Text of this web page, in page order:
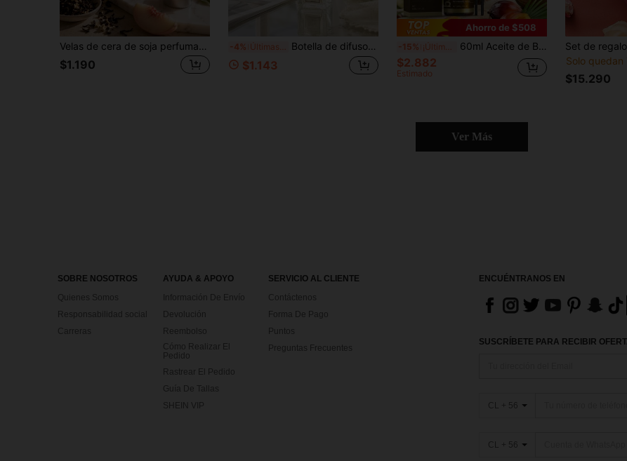
Velas de cera de soja perfumadas en tarro de vidrio decorativo, múltiples fragancias, velas de aromaterapia en lata sin humo, combustión duradera con aroma suave, decoración del hogar estilo postre, aromas de lavanda, fresa, rosa, vainilla, durazno blanco, adecuadas para dormitorio, escritorio, dormitorio, sala de estar, fiesta, decoración de boda y uso diario en el hogar, perfecto para mujeres, amigos, parejas, estudiantes, familia como regalo de cumpleaños, regalo del Día de San Valentín, Día de la Madre, Acción de Gracias, temporada de regreso a la escuela y regalo de aniversario.
$1.190
-4% Últimas 3 hrs Botella de difusor de caña de vidrio transparente, varillas de fragancia floral, ambientador de aire interior, difusor de fragancia para el hogar, adecuado para sala de estar, dormitorio, baño, oficina, hotel, estudio de yoga, cumpleaños, boda, inauguración de casa, decoración festiva
$1.143
Ahorro de $508
-15% ¡Últimos 3 días 60ml Aceite de Batanah para el Cabello, Suave y No Irritante, Reduce el Cabello Frágil, Deja el Cabello Suave, Brillante, Naturalmente Voluminoso y sin Frizz
$2.882
Estimado
Solo quedan
$15.290
Ver Más
SOBRE NOSOTROS
Quienes Somos
Responsabilidad social
Carreras
AYUDA & APOYO
Información De Envío
Devolución
Reembolso
Cómo Realizar El
Pedido
Rastrear El Pedido
Guía De Tallas
SHEIN VIP
SERVICIO AL CLIENTE
Contáctenos
Forma De Pago
Puntos
Preguntas Frecuentes
ENCUÉNTRANOS EN
SUSCRÍBETE PARA RECIBIR
CL + 56
CL + 56